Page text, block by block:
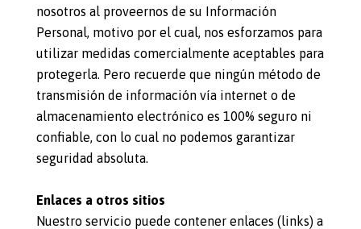
nosotros al proveernos de su Información
Personal, motivo por el cual, nos esforzamos para
utilizar medidas comercialmente aceptables para
protegerla. Pero recuerde que ningún método de
transmisión de información vía internet o de
almacenamiento electrónico es 100% seguro ni
confiable, con lo cual no podemos garantizar
seguridad absoluta.
Enlaces a otros sitios
Nuestro servicio puede contener enlaces (links) a